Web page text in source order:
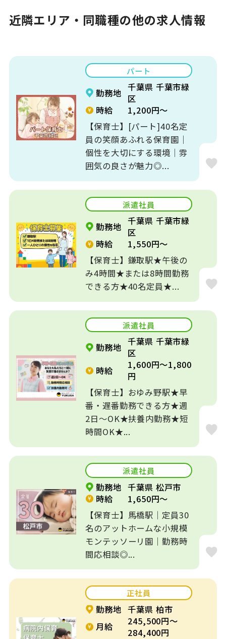
近隣エリア・同職種の他の求人情報
パート
勤務地 千葉県 千葉市緑
区
時給
1,200円～
【保育士】[パート]40名定
員の笑顔あふれる保育園｜
個性を大切にする環境｜雰
囲気の良さが魅力◎...
派遣社員
勤務地 千葉県 千葉市緑
区
時給
1,550円～
【保育士】鎌取駅★午後の
み4時間★または8時間勤務
できる方★40名定員★...
派遣社員
勤務地 千葉県 千葉市緑
区
時給
1,600円～1,800
円
【保育士】おゆみ野駅★早
番・遅番勤務できる方★週
2日～OK★扶養内勤務★短
時間OK★...
派遣社員
勤務地 千葉県 松戸市
時給
1,650円～
【保育士】馬橋駅｜定員30
名のアットホームな小規模
モンテッソーリ園｜勤務時
間応相談◎...
正社員
勤務地 千葉県 柏市
月給
245,500円～
284,400円